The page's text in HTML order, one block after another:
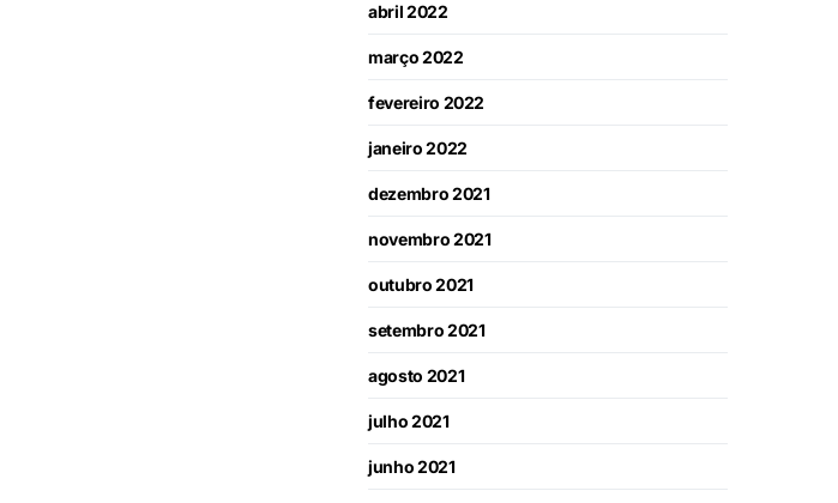
abril 2022
março 2022
fevereiro 2022
janeiro 2022
dezembro 2021
novembro 2021
outubro 2021
setembro 2021
agosto 2021
julho 2021
junho 2021